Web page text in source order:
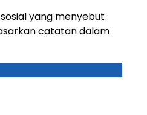
yang menyebut
catatan dalam